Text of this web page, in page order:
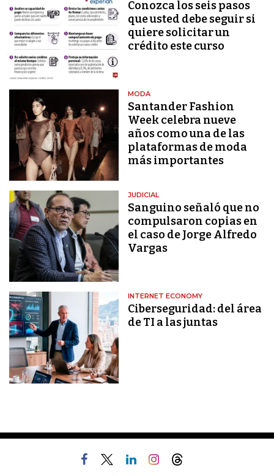
Conozca los seis pasos
que usted debe seguir si
quiere solicitar un
crédito este curso
MODA
Santander Fashion
Week celebra nueve
años como una de las
plataformas de moda
más importantes
JUDICIAL
Sanguino señaló que no
compulsaron copias en
el caso de Jorge Alfredo
Vargas
INTERNET ECONOMY
Ciberseguridad: del área
de TI a las juntas